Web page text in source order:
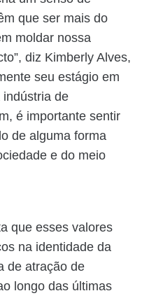
que ser mais do
moldar nossa
diz Kimberly Alves,
seu estágio em
de
é importante sentir
de alguma forma
e do meio
que esses valores
na identidade da
de atração de
longo das últimas